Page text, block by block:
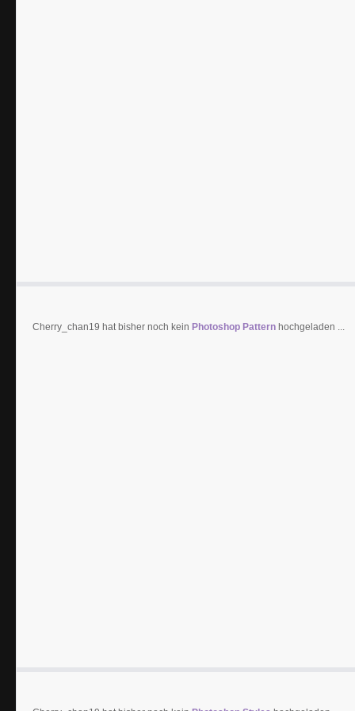
Cherry_chan19 hat bisher noch kein Photoshop Pattern hochgeladen ...